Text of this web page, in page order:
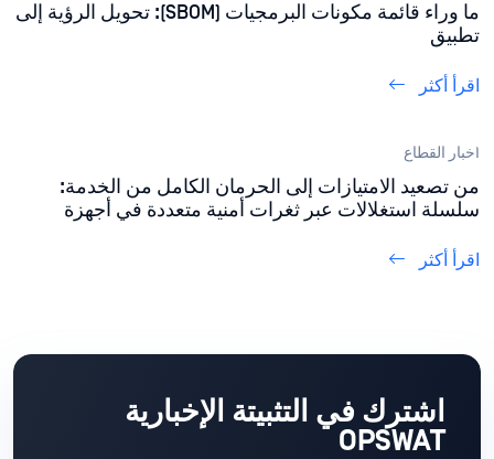
ما وراء قائمة مكونات البرمجيات (SBOM): تحويل الرؤية إلى
تطبيق
اقرأ أكثر
أخبار القطاع
من تصعيد الامتيازات إلى الحرمان الكامل من الخدمة:
سلسلة استغلالات عبر ثغرات أمنية متعددة في أجهزة
اقرأ أكثر
اشترك في التثبيتة الإخبارية
OPSWAT